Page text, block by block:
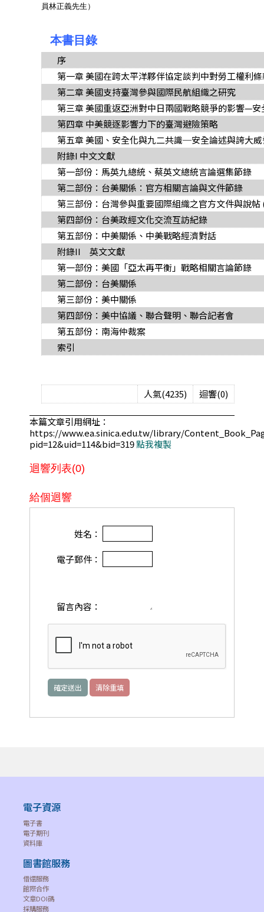
員林正義先生）
本書目錄
序
第一章 美國在跨太平洋夥伴協定談判中對勞工權利
第二章 美國支持臺灣參與國際民航組織之研究
第三章 美國重返亞洲對中日兩國戰略競爭的影響—安
第四章 中美競逐影響力下的臺灣避險策略
第五章 美國、安全化與九二共識─安全論述與誇大威
附錄I 中文文獻
第一部份：馬英九總統、蔡英文總統言論選集節錄
第二部份：台美關係：官方相關言論與文件節錄
第三部份：台灣參與重要國際組織之官方文件與說帖
第四部份：台美政經文化交流互訪紀錄
第五部份：中美關係、中美戰略經濟對話
附錄II 英文文獻
第一部份：美國「亞太再平衡」戰略相關言論節錄
第二部份：台美關係
第三部份：美中關係
第四部份：美中協議、聯合聲明、聯合記者會
第五部份：南海仲裁案
索引
迴響(0)
人氣(4235)
本篇文章引用網址：
https://www.ea.sinica.edu.tw/library/
pid=12&uid=114&bid=319點我複製
迴響列表(0)
給個迴響
姓名：
電子郵件：
留言內容：
電子資源
電子書
電子期刊
資料庫
圖書館服務
借還服務
館際合作
文章DOI碼
採購服務